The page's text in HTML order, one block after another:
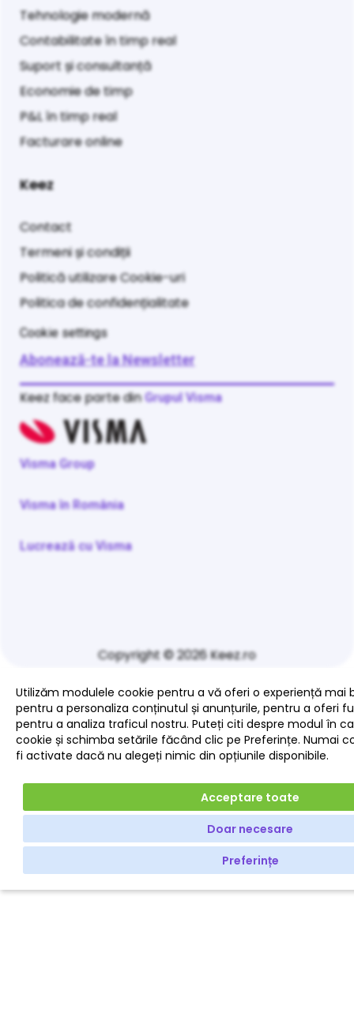
Tehnologie modernă
Contabilitate în timp real
Suport și consultanță
Economie de timp
P&L în timp real
Facturare online
Keez
Contact
Termeni și condiții
Politică utilizare Cookie-uri
Politica de confidențialitate
Cookie settings
Abonează-te la Newsletter
Keez face parte dinGrupul Visma
Visma Group
Visma în România
Lucrează cu Visma
Copyright © 2026 Keez.ro